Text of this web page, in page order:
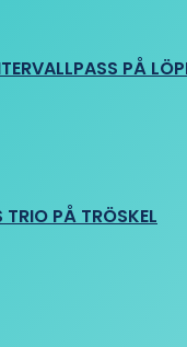
PÅ
TRIO PÅ TRÖSKEL